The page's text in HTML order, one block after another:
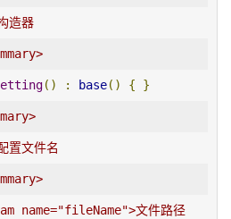
造器
() : base() { }
文件名
name="fileName">文件路径